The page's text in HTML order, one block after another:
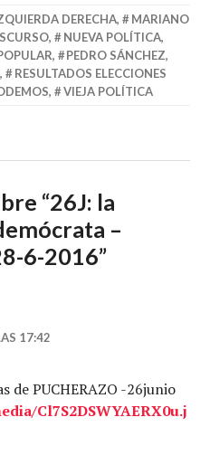
DERECHA,
MARIANO
, NUEVA POLÍTICA,
, PEDRO SÁNCHEZ,
,
RESULTADOS ELECCIONES
, VIEJA POLÍTICA
“26J: la
–
6-2016”
17:42
de PUCHERAZO -26junio
Cl7S2DSWYAERX0u.j